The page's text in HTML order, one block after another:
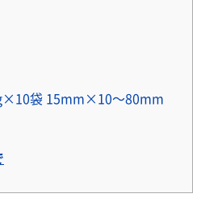
袋 15mm×10～80mm